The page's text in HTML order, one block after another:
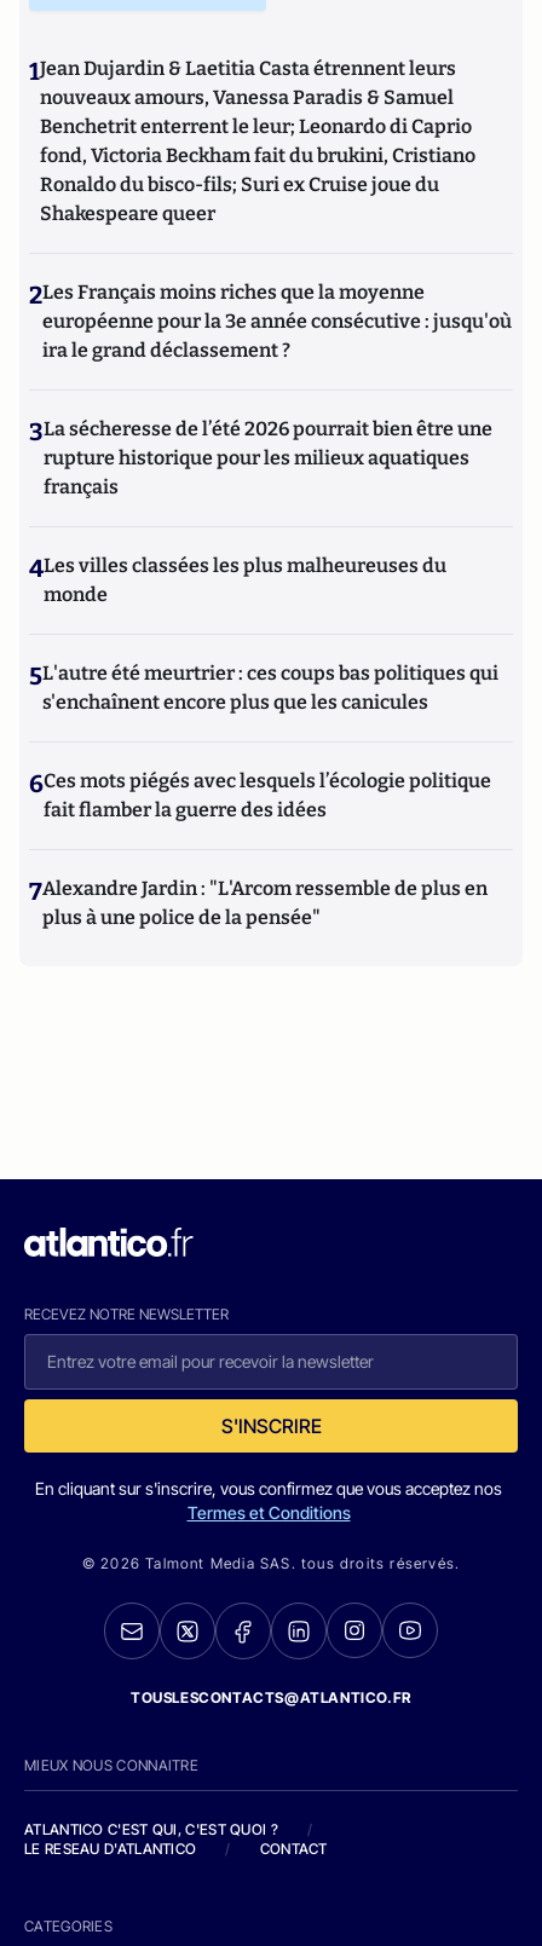
1Jean Dujardin & Laetitia Casta étrennent leurs
nouveaux amours, Vanessa Paradis & Samuel
Benchetrit enterrent le leur; Leonardo di Caprio
fond, Victoria Beckham fait du brukini, Cristiano
Ronaldo du bisco-fils; Suri ex Cruise joue du
Shakespeare queer
2Les Français moins riches que la moyenne
européenne pour la 3e année consécutive : jusqu'où
ira le grand déclassement ?
3La sécheresse de l’été 2026 pourrait bien être une
rupture historique pour les milieux aquatiques
français
4Les villes classées les plus malheureuses du
monde
5L'autre été meurtrier : ces coups bas politiques qui
s'enchaînent encore plus que les canicules
6Ces mots piégés avec lesquels l’écologie politique
fait flamber la guerre des idées
7Alexandre Jardin : "L'Arcom ressemble de plus en
plus à une police de la pensée"
RECEVEZ NOTRE NEWSLETTER
S'INSCRIRE
En cliquant sur s'inscrire, vous confirmez que vous acceptez nos
Termes et Conditions
© 2026 Talmont Media SAS. tous droits réservés.
TOUSLESCONTACTS@ATLANTICO.FR
MIEUX NOUS CONNAITRE
ATLANTICO C'EST QUI, C'EST QUOI ?
/
LE RESEAU D'ATLANTICO
/ CONTACT
CATEGORIES